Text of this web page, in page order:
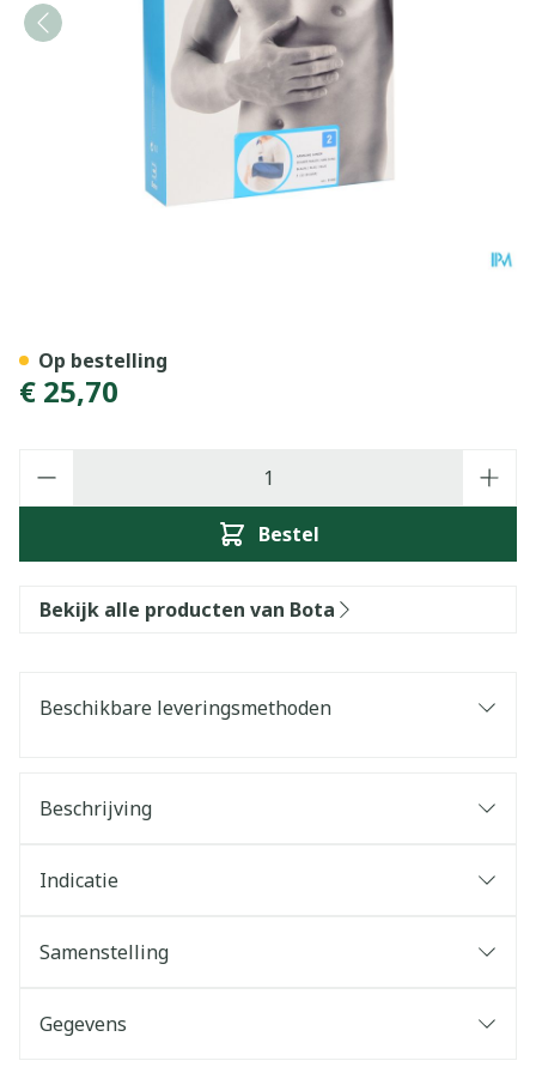
€ 25,70
Bestel
Op bestelling
Bekijk alle producten van Bota
Beschikbare leveringsmethoden
Beschrijving
Indicatie
Samenstelling
Gegevens